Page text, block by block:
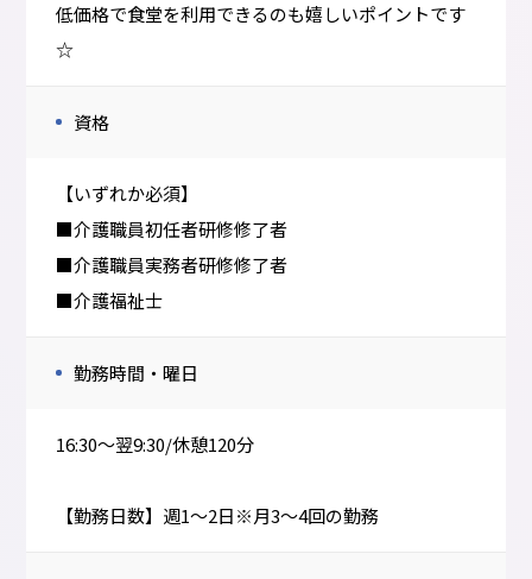
低価格で食堂を利用できるのも嬉しいポイントです
☆
資格
【いずれか必須】
■介護職員初任者研修修了者
■介護職員実務者研修修了者
■介護福祉士
勤務時間・曜日
16:30～翌9:30/休憩120分
【勤務日数】週1～2日※月3～4回の勤務